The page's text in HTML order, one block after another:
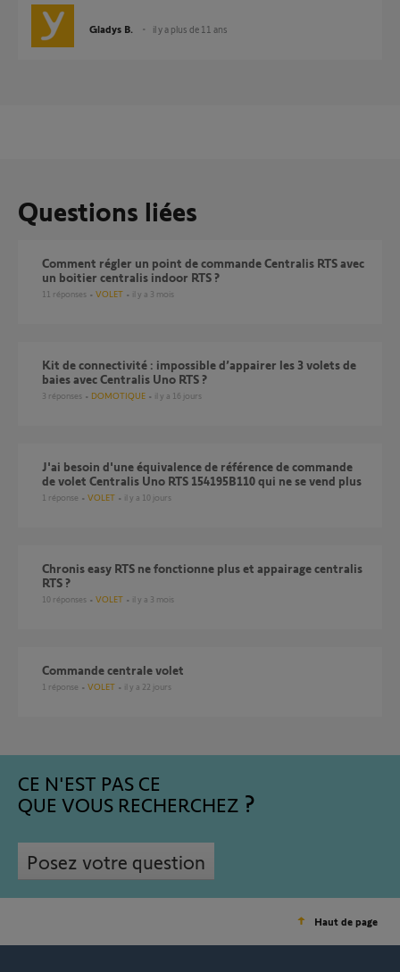
Gladys B. il y a plus de 11 ans
Questions liées
Comment régler un point de commande Centralis RTS avec
un boitier centralis indoor RTS ?
11 réponses VOLET il y a 3 mois
Kit de connectivité : impossible d’appairer les 3 volets de
baies avec Centralis Uno RTS ?
3 réponses DOMOTIQUE il y a 16 jours
J'ai besoin d'une équivalence de référence de commande
de volet Centralis Uno RTS 154195B110 qui ne se vend plus
1 réponse VOLET il y a 10 jours
chronis easy RTS ne fonctionne plus et appairage centralis
RTS ?
10 réponses VOLET il y a 3 mois
Commande centrale volet
1 réponse VOLET il y a 22 jours
CE N'EST PAS CE
QUE VOUS RECHERCHEZ
Posez votre question
Haut de page